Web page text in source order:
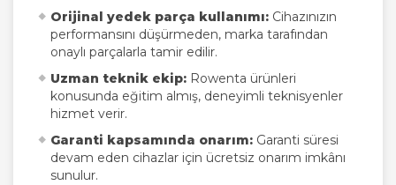
Orijinal yedek parça kullanımı: Cihazınızın
performansını düşürmeden, marka tarafından
onaylı parçalarla tamir edilir.
Uzman teknik ekip: Rowenta ürünleri
konusunda eğitim almış, deneyimli teknisyenler
hizmet verir.
Garanti kapsamında onarım: Garanti süresi
devam eden cihazlar için ücretsiz onarım imkânı
sunulur.